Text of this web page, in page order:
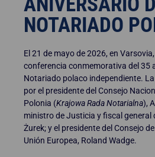
NOTARIADO
El 21 de mayo de 2026, en
conferencia conmemorativa del 35
Notariado polaco independiente.
por el presidente del Consejo
Polonia (Krajowa Rada Notarialna),
ministro de Justicia y fiscal general
Żurek; y el presidente del Consejo
Unión Europea, Roland Wadge.